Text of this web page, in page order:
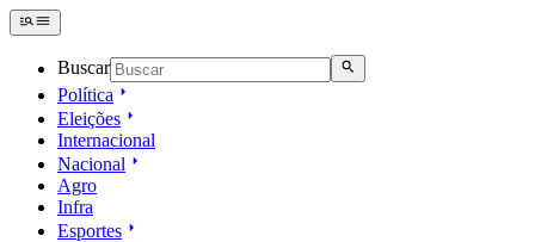
Buscar
Política
Eleições
Internacional
Nacional
Agro
Infra
Esportes